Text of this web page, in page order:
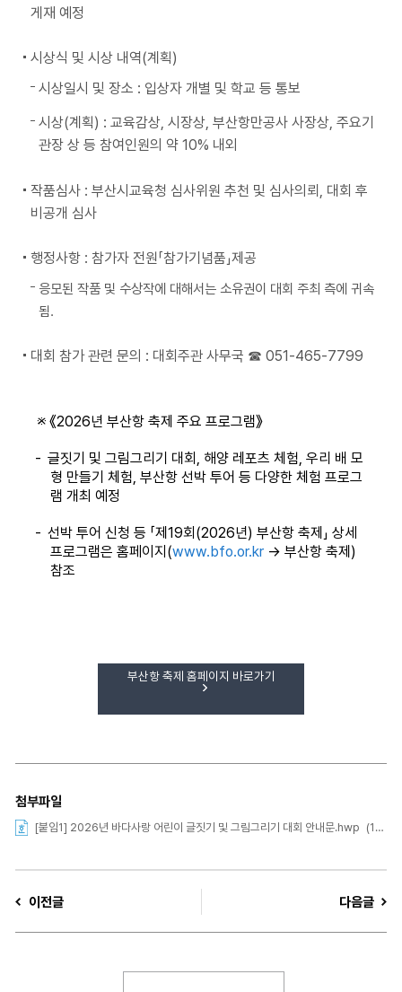
게재 예정
시상식 및 시상 내역(계획)
시상일시 및 장소 : 입상자 개별 및 학교 등 통보
시상(계획) : 교육감상, 시장상, 부산항만공사 사장상, 주요기
관장 상 등 참여인원의 약 10% 내외
작품심사 : 부산시교육청 심사위원 추천 및 심사의뢰, 대회 후
비공개 심사
행정사항 : 참가자 전원「참가기념품」제공
응모된 작품 및 수상작에 대해서는 소유권이 대회 주최 측에 귀속
됨.
대회 참가 관련 문의 : 대회주관 사무국 ☎ 051-465-7799
※ 《2026년 부산항 축제 주요 프로그램》
- 글짓기 및 그림그리기 대회, 해양 레포츠 체험, 우리 배 모
형 만들기 체험, 부산항 선박 투어 등 다양한 체험 프로그
램 개최 예정
- 선박 투어 신청 등 「제19회(2026년) 부산항 축제」 상세
프로그램은 홈페이지(www.bfo.or.kr→ 부산항 축제)
참조
부산항 축제 홈페이지 바로가기
첨부파일
[붙임1] 2026년 바다사랑 어린이 글짓기 및 그림그리기 대회 안내문.hwp (116 kb)
이전글 다음글